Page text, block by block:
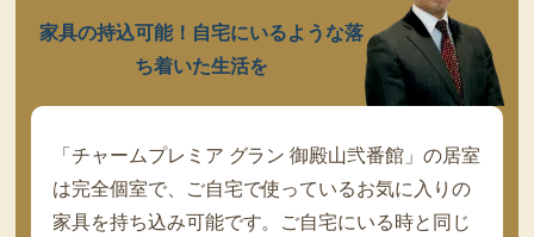
家具の持込可能！自宅にいるような落
ち着いた生活を
「チャームプレミア グラン 御殿山弐番館」の居室
は完全個室で、ご自宅で使っているお気に入りの
家具を持ち込み可能です。ご自宅にいる時と同じ